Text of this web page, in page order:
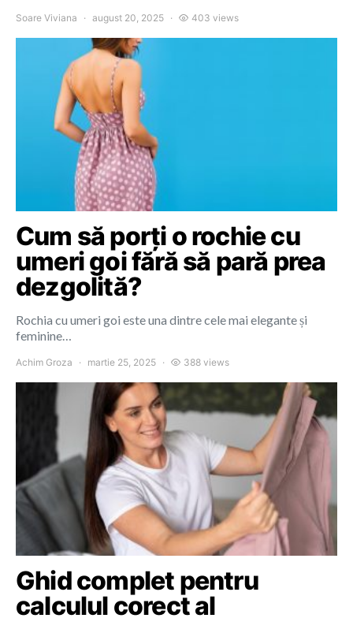
Soare Viviana august 20, 2025 403 views
Cum să porți o rochie cu
umeri goi fără să pară prea
dezgolită?
Rochia cu umeri goi este una dintre cele mai elegante și
feminine…
Achim Groza martie 25, 2025 388 views
Ghid complet pentru
calculul corect al